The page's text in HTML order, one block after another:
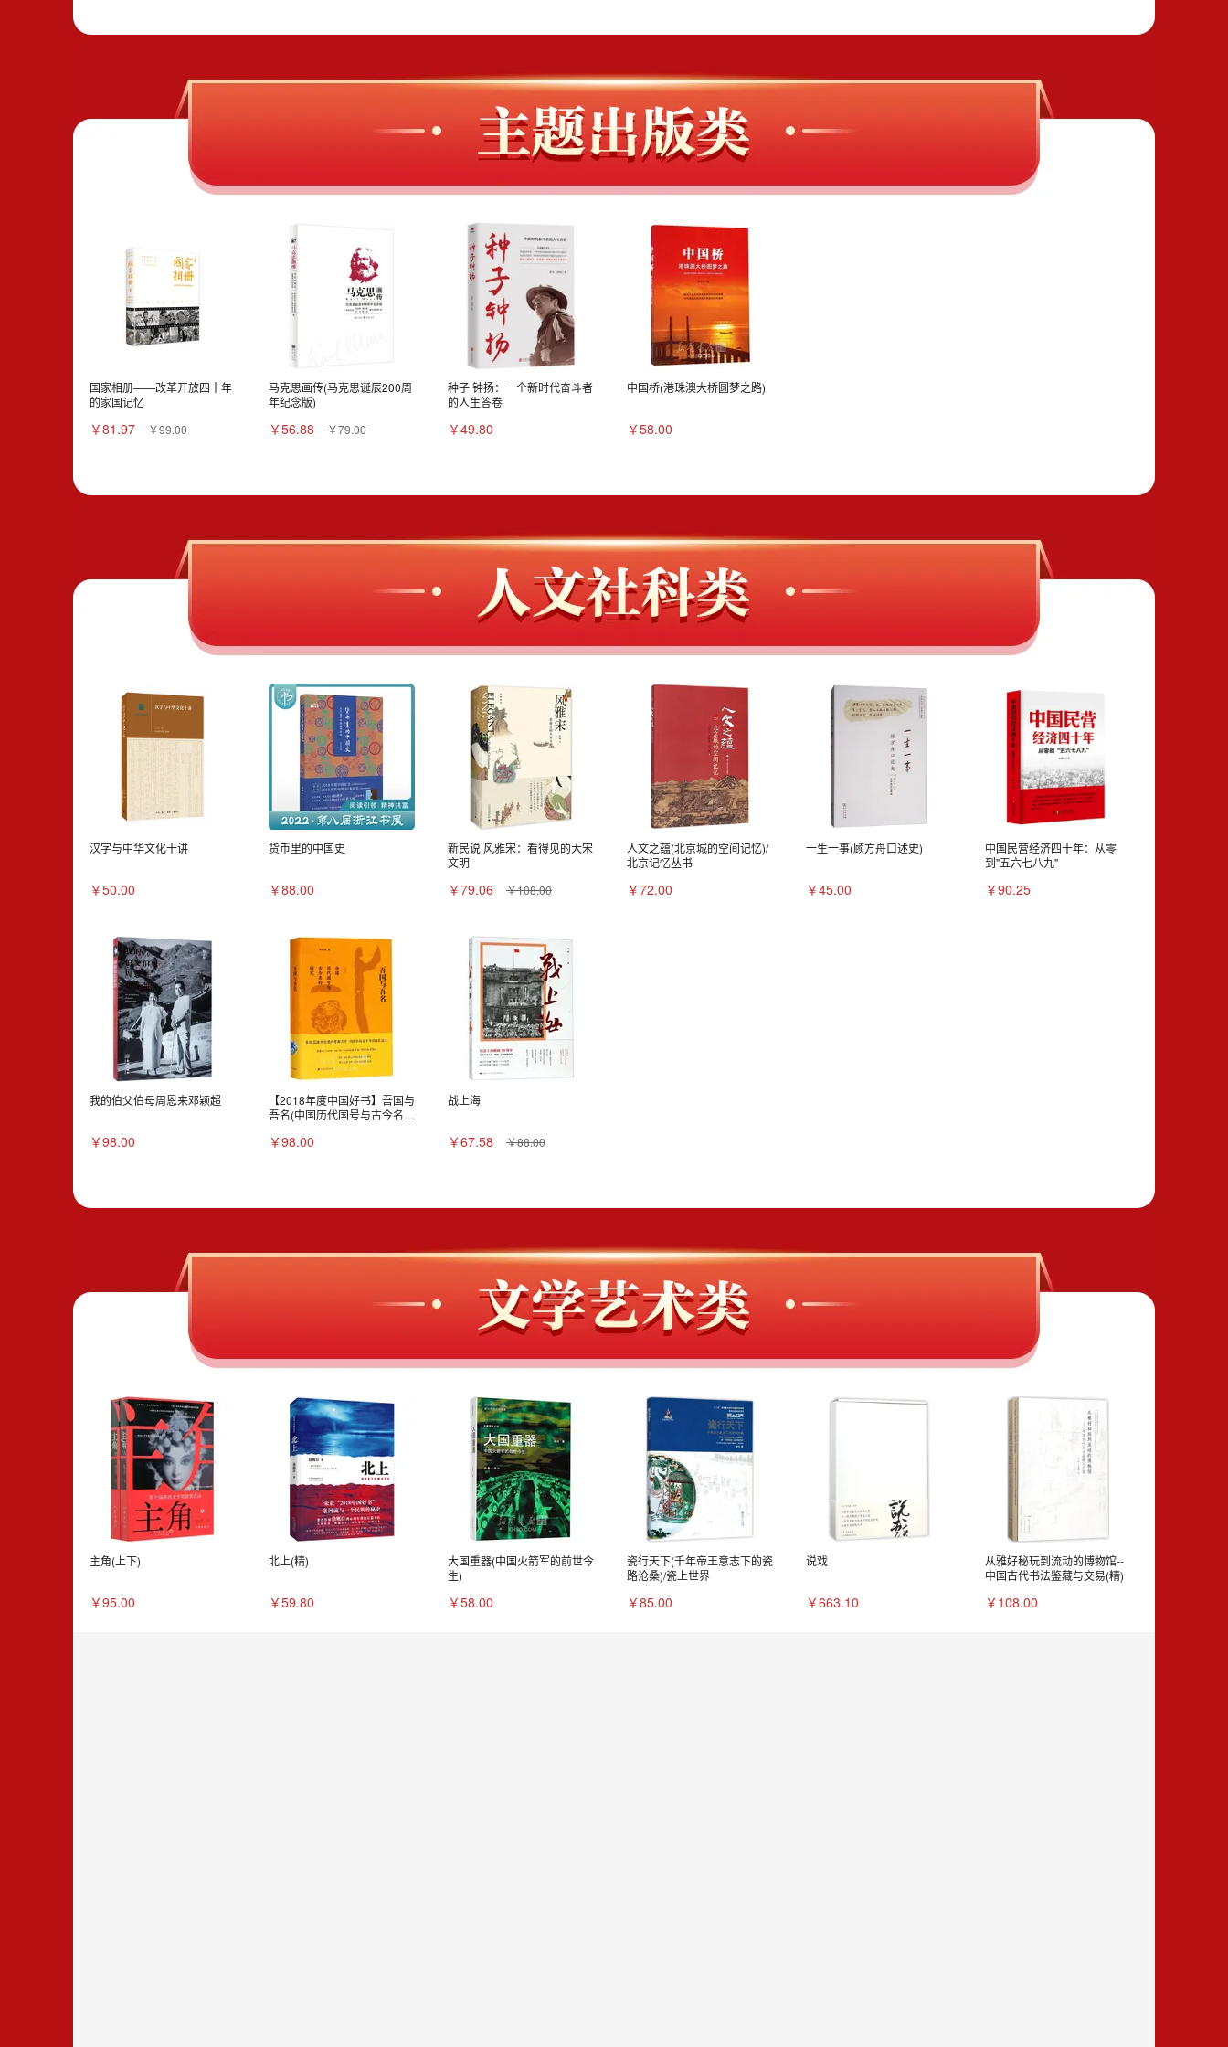
国家相册——改革开放四十年
的家国记忆
￥81.97 ￥99.00
马克思画传(马克思诞辰200周
年纪念版)
￥56.88 ￥79.00
种子 钟扬：一个新时代奋斗者
的人生答卷
￥49.80
中国桥(港珠澳大桥圆梦之路)
￥58.00
汉字与中华文化十讲
￥50.00
货币里的中国史
￥88.00
新民说·风雅宋：看得见的大宋
文明
￥79.06 ￥108.00
人文之蕴(北京城的空间记忆)/
北京记忆丛书
￥72.00
一生一事(顾方舟口述史)
￥45.00
中国民营经济四十年：从零
到"五六七八九"
￥90.25
我的伯父伯母周恩来邓颖超
￥98.00
【2018年度中国好书】吾国与
吾名(中国历代国号与古今名称
￥98.00
战上海
￥67.58 ￥88.00
主角(上下)
￥95.00
北上(精)
￥59.80
大国重器(中国火箭军的前世今
生)
￥58.00
瓷行天下(千年帝王意志下的瓷
路沧桑)/瓷上世界
￥85.00
说戏
￥663.10
从雅好秘玩到流动的博物馆--
中国古代书法鉴藏与交易(精)
￥108.00